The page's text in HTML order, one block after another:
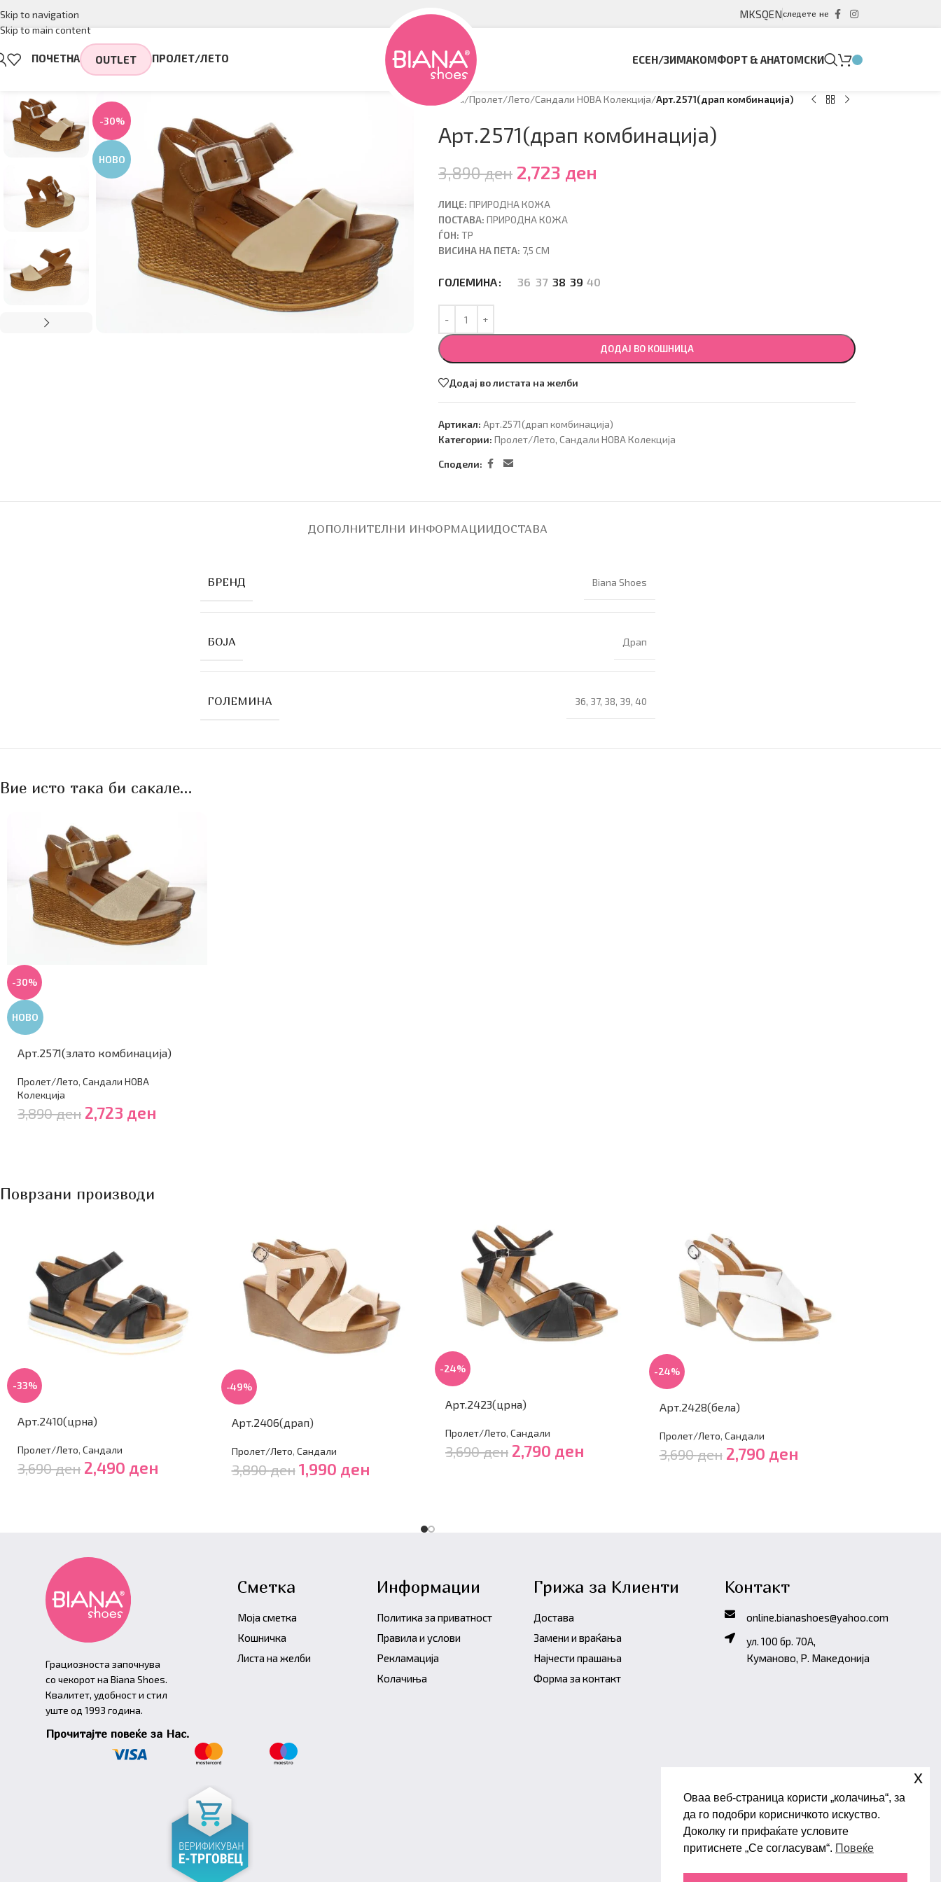
Skip to navigation
Skip to main content
MKSQENследете не
ПОЧЕТНА OUTLET ПРОЛЕТ/ЛЕТО ЕСЕН/ЗИМАКОМФОРТ & АНАТОМСКИ
-30%
НОВО
Дома/Пролет/Лето/Сандали НОВА Колекција/Арт.2571(драп комбинација)
Арт.2571(драп комбинација)
3,890ден 2,723 ден
ЛИЦЕ: ПРИРОДНА КОЖА
ПОСТАВА: ПРИРОДНА КОЖА
ЃОН: ТР
ВИСИНА НА ПЕТА: 7,5 CM
ГОЛЕМИНА 36 37 38 39 40
ДОДАЈ ВО КОШНИЦА
Додај во листата на желби
Артикал: Арт.2571(драп комбинација)
Категории: Пролет/Лето, Сандали НОВА Колекција
Сподели:
ДОПОЛНИТЕЛНИ ИНФОРМАЦИИДОСТАВА
БРЕНД Biana Shoes
БОЈА Драп
ГОЛЕМИНА 36, 37, 38, 39, 40
Вие исто така би сакале…
-30%
НОВО
Арт.2571(злато комбинација)
Пролет/Лето, Сандали НОВА
Колекција
3,890ден 2,723 ден
Поврзани производи
-33%
Арт.2410(црна)
Пролет/Лето, Сандали
3,690ден 2,490 ден
-49%
Арт.2406(драп)
Пролет/Лето, Сандали
3,890ден 1,990 ден
-24%
Арт.2423(црна)
Пролет/Лето, Сандали
3,690ден 2,790 ден
-24%
Арт.2428(бела)
Пролет/Лето, Сандали
3,690ден 2,790 ден
Грациозноста започнува
со чекорот на Biana Shoes.
Квалитет, удобност и стил
уште од 1993 година.
Прочитајте повеќе за Нас.
Сметка
Моја сметка
Кошничка
Листа на желби
Информации
Политика за приватност
Правила и услови
Рекламација
Колачиња
Грижа за Клиенти
Достава
Замени и враќања
Најчести прашања
Форма за контакт
Контакт
online.bianashoes@yahoo.com
ул. 100 бр. 70A,
Куманово, Р. Македонија
Оваа веб-страница користи „колачиња“, за
да го подобри корисничкото искуство.
Доколку ги прифаќате условите
притиснете „Се согласувам“. Повеќе
x